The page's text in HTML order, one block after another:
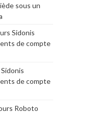
sous un
Sidonis
de compte
de compte
Roboto